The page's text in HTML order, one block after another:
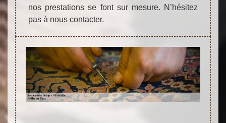
nos prestations se font sur mesure. N’hésitez
pas à nous contacter.